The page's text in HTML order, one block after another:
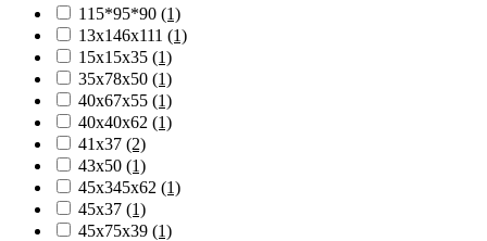
115*95*90 (1)
13х146х111 (1)
15х15х35 (1)
35х78х50 (1)
40x67x55 (1)
40х40х62 (1)
41х37 (2)
43х50 (1)
45х345х62 (1)
45х37 (1)
45х75х39 (1)